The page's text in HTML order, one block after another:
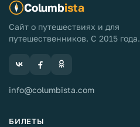
Columbista
Сайт о путешествиях и для
путешественников. С 2015 года.
info@columbista.com
БИЛЕТЫ